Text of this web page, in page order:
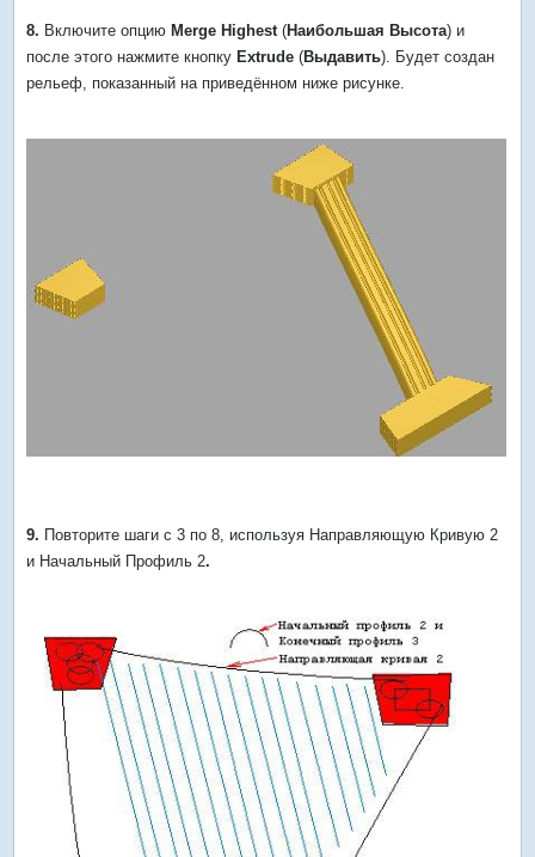
8. Включите опциюMerge Highest (Наибольшая Высота) и
после этого нажмите кнопкуExtrude (Выдавить). Будет создан
рельеф, показанный на приведённом ниже рисунке.
9. Повторите шаги с 3 по 8, используя Направляющую Кривую 2
и Начальный Профиль 2.